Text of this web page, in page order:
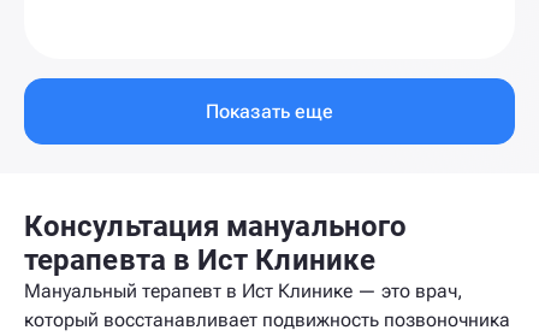
Показать еще
Консультация мануального
терапевта в Ист Клинике
Мануальный терапевт в Ист Клинике — это врач,
который восстанавливает подвижность позвоночника